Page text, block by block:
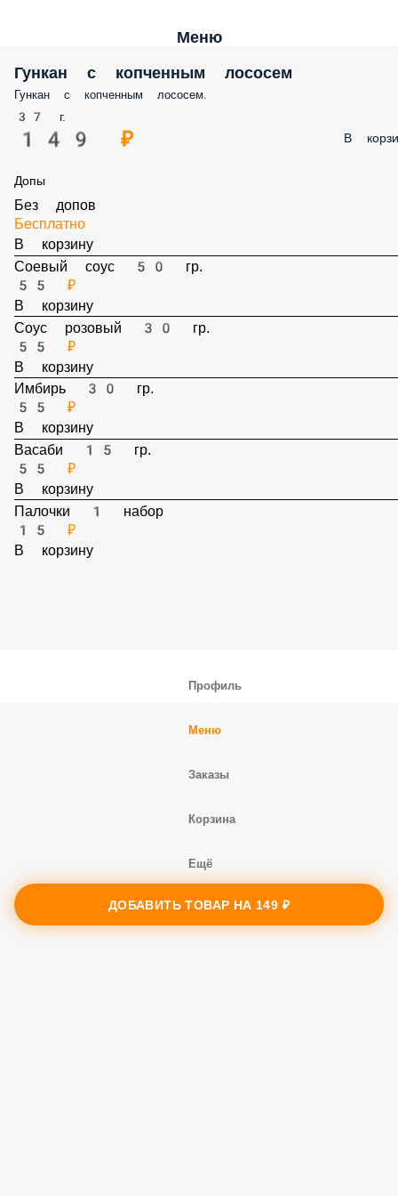
Меню
Гункан с копченным лососем
Гункан с копченным лососем.
37 г.
149 ₽ В
Допы
Без допов
Бесплатно
В корзину
Соевый соус 50 гр.
55 ₽
В корзину
Соус розовый 30 гр.
55 ₽
В корзину
Имбирь 30 гр.
55 ₽
В корзину
Васаби 15 гр.
55 ₽
В корзину
ДОБАВИТЬ ТОВАР НА 149 ₽
Профиль
Меню
Заказы
Корзина